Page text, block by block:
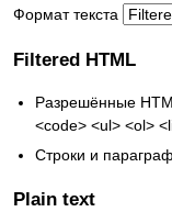
Формат текста
Filtered HTML
Разрешённые
<code> <ul> <ol>
Строки и
Plain text